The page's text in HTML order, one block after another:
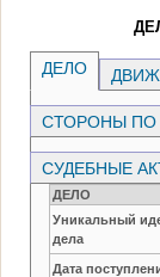
ДЕЛО
СТОРОНЫ ПО
СУДЕБНЫЕ
ДЕЛО
Уникальный
дела
Дата